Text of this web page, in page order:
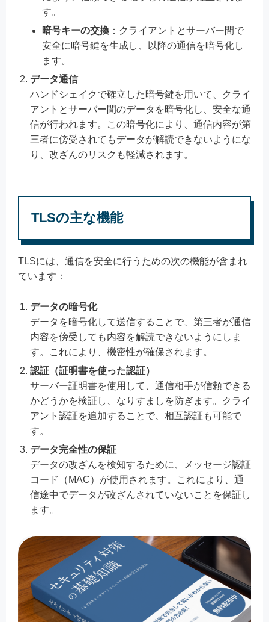
す。
暗号キーの交換 ：クライアントとサーバー間で
安全に暗号鍵を生成し、以降の通信を暗号化し
ます。
データ通信
ハンドシェイクで確立した暗号鍵を用いて、クライ
アントとサーバー間のデータを暗号化し、安全な通
信が行われます。この暗号化により、通信内容が第
三者に傍受されてもデータが解読できないようにな
り、改ざんのリスクも軽減されます。
TLSの主な機能
TLSには、通信を安全に行うための次の機能が含まれ
ています：
データの暗号化
データを暗号化して送信することで、第三者が通信
内容を傍受しても内容を解読できないようにしま
す。これにより、機密性が確保されます。
認証（証明書を使った認証）
サーバー証明書を使用して、通信相手が信頼できる
かどうかを検証し、なりすましを防ぎます。クライ
アント認証を追加することで、相互認証も可能で
す。
データ完全性の保証
データの改ざんを検知するために、メッセージ認証
コード（MAC）が使用されます。これにより、通
信途中でデータが改ざんされていないことを保証し
ます。